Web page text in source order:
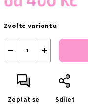
cena:
Zvolte variantu
+
−
Zeptat se Sdílet